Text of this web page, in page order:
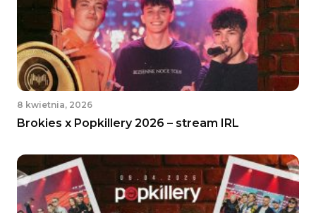
8 kwietnia, 2026
Brokies x Popkillery 2026 – stream IRL